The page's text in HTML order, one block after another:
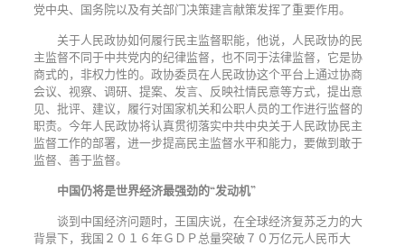
党中央、国务院以及有关部门决策建言献策发挥了重要作用。
关于人民政协如何履行民主监督职能，他说，人民政协的民
主监督不同于中共党内的纪律监督，也不同于法律监督，它是协
商式的，非权力性的。政协委员在人民政协这个平台上通过协商
会议、视察、调研、提案、发言、反映社情民意等方式，提出意
见、批评、建议，履行对国家机关和公职人员的工作进行监督的
职责。今年人民政协将认真贯彻落实中共中央关于人民政协民主
监督工作的部署，进一步提高民主监督水平和能力，要做到敢于
监督、善于监督。
中国仍将是世界经济最强劲的“发动机”
谈到中国经济问题时，王国庆说，在全球经济复苏乏力的大
背景下，我国２０１６年ＧＤＰ总量突破７０万亿元人民币大